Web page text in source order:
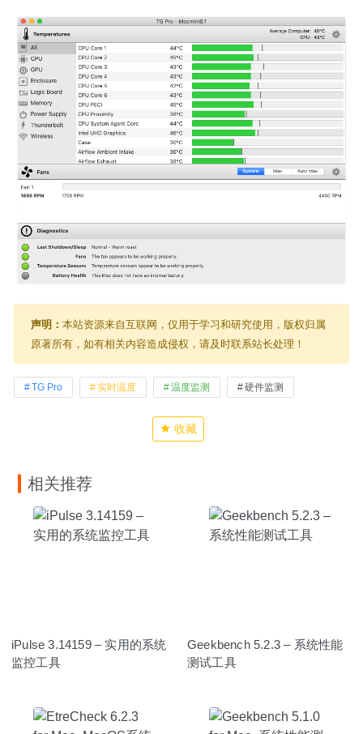
声明： 本站资源来自互联网，仅用于学习和研究使用，版权归属
原著所有，如有相关内容造成侵权，请及时联系站长处理！
TG Pro 实时温度 温度监测 硬件监测
收藏
相关推荐
iPulse 3.14159 – 实用的系统
监控工具
Geekbench 5.2.3 – 系统性能
测试工具